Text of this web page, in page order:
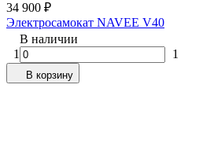
34 900 ₽
Электросамокат NAVEE V40
В наличии
1
1
В корзину